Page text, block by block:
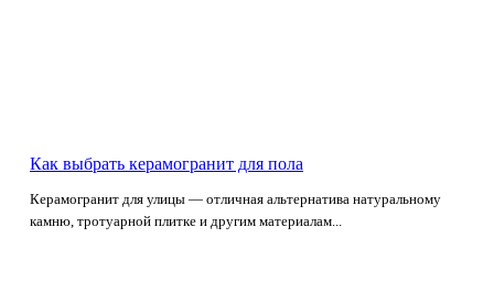
Как выбрать керамогранит для пола
Керамогранит для улицы — отличная альтернатива натуральному
камню, тротуарной плитке и другим материалам...